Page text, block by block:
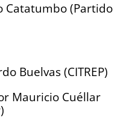
Catatumbo (Partido
Buelvas (CITREP)
Mauricio Cuéllar